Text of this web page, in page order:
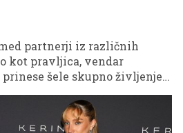
partnerji iz različnih
kot pravljica, vendar
šele skupno življenje.
Grčijo hitro ugotovila, da so
precej večje, kot si je